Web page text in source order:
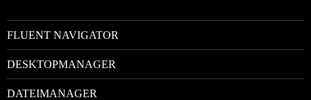
FLUENT NAVIGATOR
DESKTOPMANAGER
DATEIMANAGER